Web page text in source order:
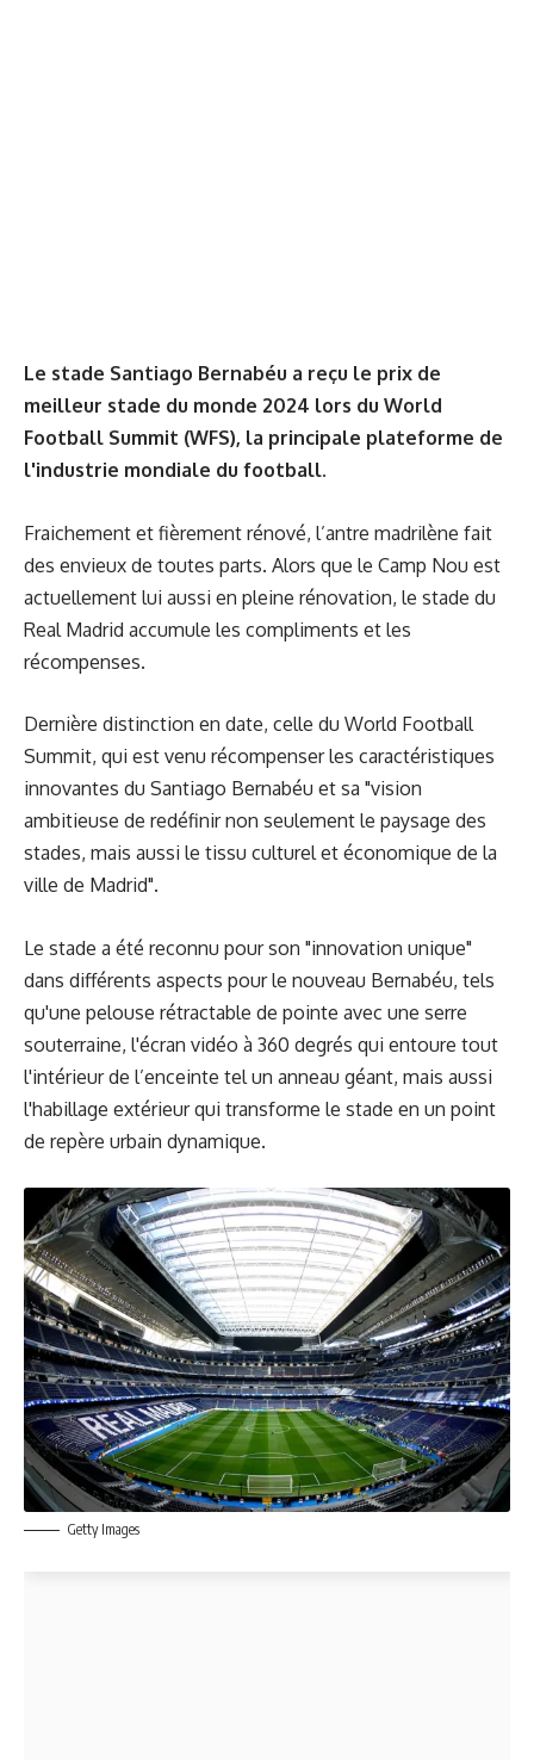
Le stade Santiago Bernabéu a reçu le prix de
meilleur stade du monde 2024 lors du World
Football Summit (WFS), la principale plateforme de
l'industrie mondiale du football.
Fraichement et fièrement rénové, l’antre madrilène fait
des envieux de toutes parts. Alors que le Camp Nou est
actuellement lui aussi en pleine rénovation, le stade du
Real Madrid accumule les compliments et les
récompenses.
Dernière distinction en date, celle du World Football
Summit, qui est venu récompenser les caractéristiques
innovantes du Santiago Bernabéu et sa "vision
ambitieuse de redéfinir non seulement le paysage des
stades, mais aussi le tissu culturel et économique de la
ville de Madrid".
Le stade a été reconnu pour son "innovation unique"
dans différents aspects pour le nouveau Bernabéu, tels
qu'une pelouse rétractable de pointe avec une serre
souterraine, l'écran vidéo à 360 degrés qui entoure tout
l'intérieur de l’enceinte tel un anneau géant, mais aussi
l'habillage extérieur qui transforme le stade en un point
de repère urbain dynamique.
Getty Images